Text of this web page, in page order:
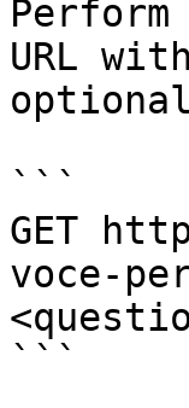
URL
```
GET
voce-
```